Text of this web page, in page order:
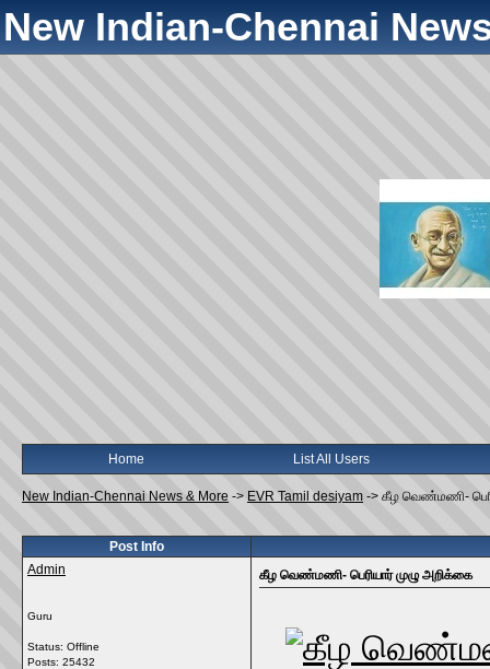
New Indian-Chennai
Home List All Users
New Indian-Chennai News & More -> EVR Tamil desiyam -> கீழ வெண்மணி-
Post Info
Admin
Guru
Status: Offline
Posts: 25432
கீழ வெண்மணி- பெரியார் முழு அறிக்கை